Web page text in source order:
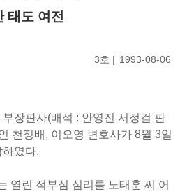
태도 여전
3호 1993-08-06
장판사(배석 : 안영진 서정걸 판
천정배, 이오영 변호사가 8월 3일
였다.
열린 적부심 심리를 노태훈 씨 어